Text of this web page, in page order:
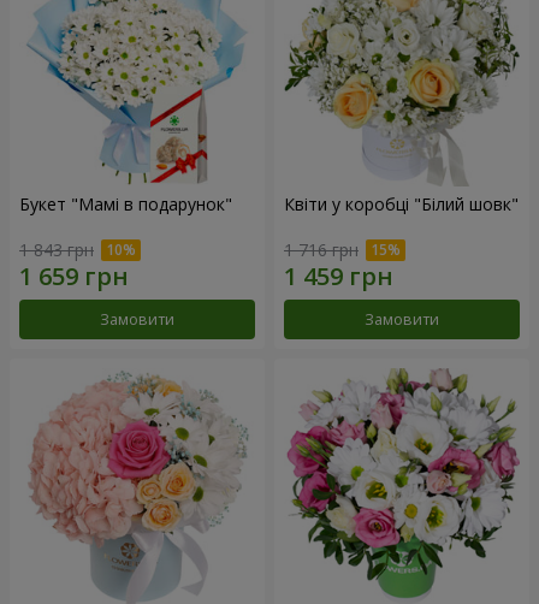
Букет "Мамі в подарунок"
1 843 грн
Замовити
Квіти у коробці "Білий шовк"
1 716 грн
Замовити